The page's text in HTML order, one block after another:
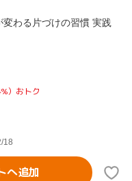
わる片づけの習慣 実践
）おトク
18
へ追加